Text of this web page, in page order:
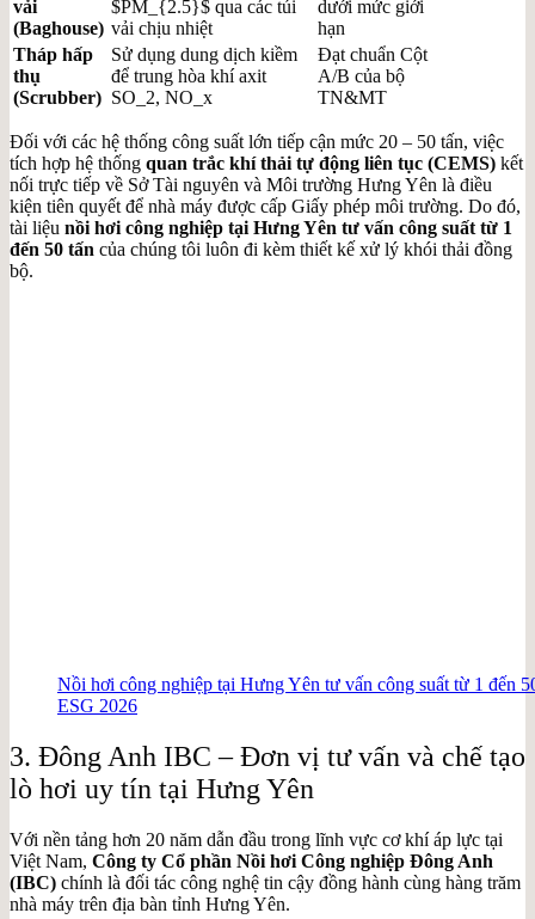
vải
(Baghouse)
$PM_{2.5}$ qua các túi
vải chịu nhiệt
dưới mức giới
hạn
Tháp hấp
thụ
(Scrubber)
Sử dụng dung dịch kiềm
để trung hòa khí axit
SO_2, NO_x
Đạt chuẩn Cột
A/B của bộ
TN&MT
Đối với các hệ thống công suất lớn tiếp cận mức 20 – 50 tấn, việc
tích hợp hệ thống quan trắc khí thải tự động liên tục (CEMS) kết
nối trực tiếp về Sở Tài nguyên và Môi trường Hưng Yên là điều
kiện tiên quyết để nhà máy được cấp Giấy phép môi trường. Do đó,
tài liệu nồi hơi công nghiệp tại Hưng Yên tư vấn công suất từ 1
đến 50 tấn của chúng tôi luôn đi kèm thiết kế xử lý khói thải đồng
bộ.
Nồi hơi công nghiệp tại Hưng Yên tư vấn công suất từ 1 đến
ESG 2026
3. Đông Anh IBC – Đơn vị tư vấn và chế tạo
lò hơi uy tín tại Hưng Yên
Với nền tảng hơn 20 năm dẫn đầu trong lĩnh vực cơ khí áp lực tại
Việt Nam, Công ty Cổ phần Nồi hơi Công nghiệp Đông Anh
(IBC) chính là đối tác công nghệ tin cậy đồng hành cùng hàng trăm
nhà máy trên địa bàn tỉnh Hưng Yên.